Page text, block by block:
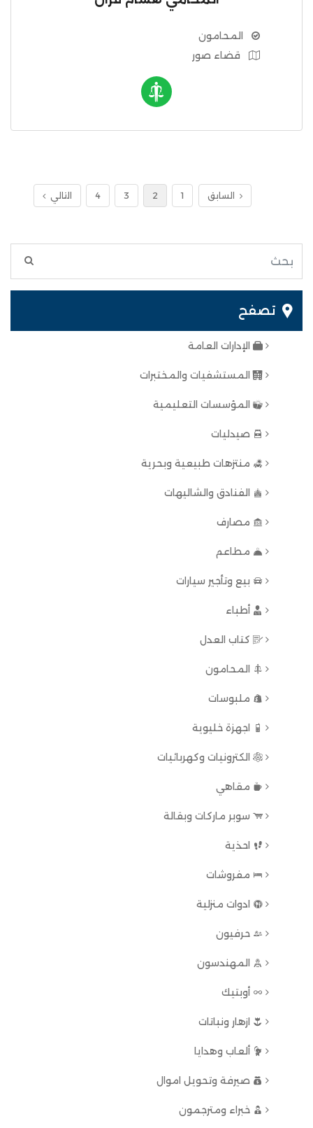
المحامون
قضاء صور
السابق 1
2
3
4 التالي
تصفح
الإدارات العامة
المستشفيات والمختبرات
المؤسسات التعليمية
صيدليات
منتزهات طبيعية وبحرية
الفنادق والشاليهات
مصارف
مطاعم
بيع وتأجير سيارات
أطباء
كتاب العدل
المحامون
ملبوسات
اجهزة خليوية
الكترونيات وكهربائيات
مقاهي
سوبر ماركات وبقالة
احذية
مفروشات
ادوات منزلية
حرفيون
المهندسون
أوبتيك
ازهار ونباتات
ألعاب وهدايا
صيرفة وتحويل اموال
خبراء ومترجمون